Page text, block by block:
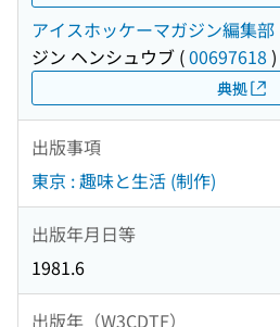
アイスホッケーマガジン編集部
ジン ヘンシュウブ (00697618 )
典拠
出版事項
東京 : 趣味と生活 (制作)
出版年月日等
1981.6
出版年（W3CDTF）